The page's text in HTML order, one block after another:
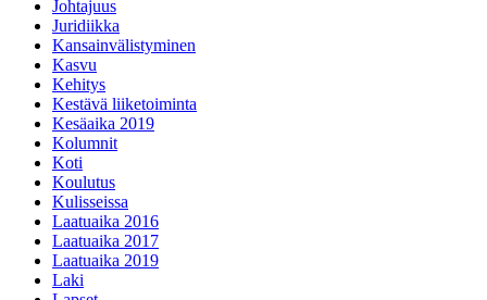
Johtajuus
Juridiikka
Kansainvälistyminen
Kasvu
Kehitys
Kestävä liiketoiminta
Kesäaika 2019
Kolumnit
Koti
Koulutus
Kulisseissa
Laatuaika 2016
Laatuaika 2017
Laatuaika 2019
Laki